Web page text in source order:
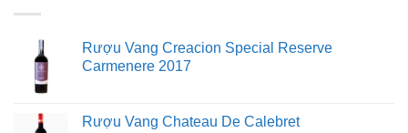
Rượu Vang Creacion Special Reserve
Carmenere 2017
Rượu Vang Chateau De Calebret